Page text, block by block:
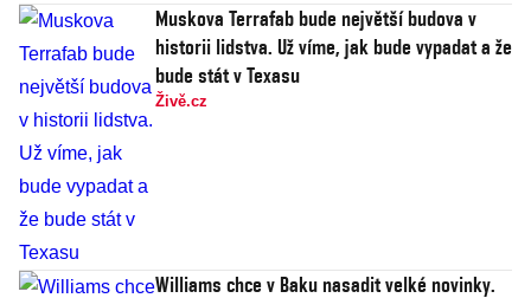
Muskova Terrafab bude největší budova v
historii lidstva. Už víme, jak bude vypadat a že
bude stát v Texasu
Živě.cz
Williams chce v Baku nasadit velké novinky.